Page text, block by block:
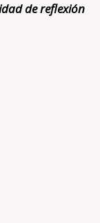
de reflexión